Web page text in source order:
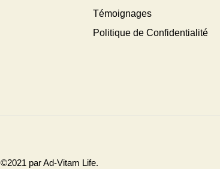
Témoignages
Politique de Confidentialité
©2021 par Ad-Vitam Life.